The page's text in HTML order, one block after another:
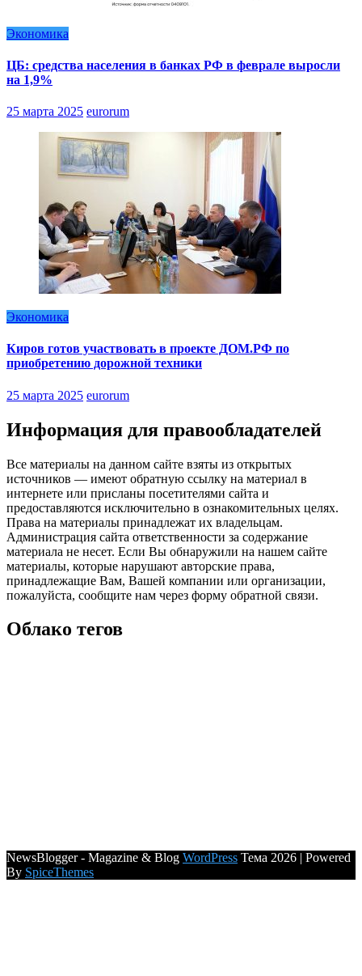
Экономика
ЦБ: средства населения в банках РФ в феврале выросли
на 1,9%
25 марта 2025 eurorum
Экономика
Киров готов участвовать в проекте ДОМ.РФ по
приобретению дорожной техники
25 марта 2025 eurorum
Информация для правообладателей
Все материалы на данном сайте взяты из открытых
источников — имеют обратную ссылку на материал в
интернете или присланы посетителями сайта и
предоставляются исключительно в ознакомительных целях.
Права на материалы принадлежат их владельцам.
Администрация сайта ответственности за содержание
материала не несет. Если Вы обнаружили на нашем сайте
материалы, которые нарушают авторские права,
принадлежащие Вам, Вашей компании или организации,
пожалуйста, сообщите нам через форму обратной связи.
Облако тегов
NewsBlogger - Magazine & Blog WordPress Тема 2026 | Powered
By SpiceThemes